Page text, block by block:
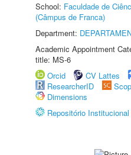
School: Faculdade de
(Câmpus de Franca)
Department:
Academic Appointment
title: MS-6
Orcid
CV Lattes
ResearcherID
Dimensions
Repositório